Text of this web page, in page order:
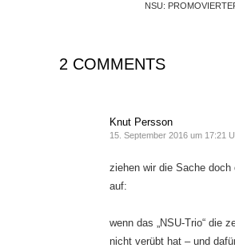
NSU:
2 COMMENTS
Knut Persson
15. September 2016 um 17:21
ziehen wir die Sache doch
auf:
wenn das „NSU-Trio“ die
nicht verübt hat – und